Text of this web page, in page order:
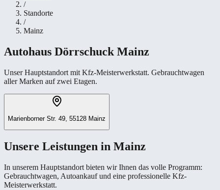
/
Standorte
/
Mainz
Autohaus Dörrschuck Mainz
Unser Hauptstandort mit Kfz-Meisterwerkstatt. Gebrauchtwagen
aller Marken auf zwei Etagen.
Marienborner Str. 49, 55128 Mainz
Unsere Leistungen in Mainz
In unserem Hauptstandort bieten wir Ihnen das volle Programm:
Gebrauchtwagen, Autoankauf und eine professionelle Kfz-
Meisterwerkstatt.